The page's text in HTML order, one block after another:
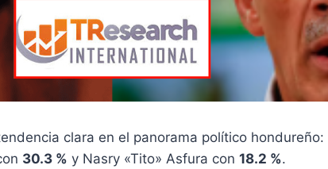
clara en el panorama político hondureño:
30.3 % y Nasry «Tito» Asfura con 18.2 %.